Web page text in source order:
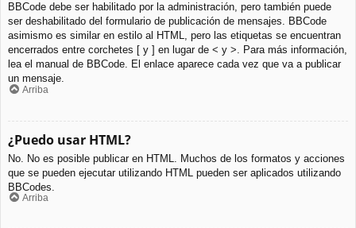
BBCode debe ser habilitado por la administración, pero también puede
ser deshabilitado del formulario de publicación de mensajes. BBCode
asimismo es similar en estilo al HTML, pero las etiquetas se encuentran
encerrados entre corchetes [ y ] en lugar de < y >. Para más información,
lea el manual de BBCode. El enlace aparece cada vez que va a publicar
un mensaje.
Arriba
¿Puedo usar HTML?
No. No es posible publicar en HTML. Muchos de los formatos y acciones
que se pueden ejecutar utilizando HTML pueden ser aplicados utilizando
BBCodes.
Arriba